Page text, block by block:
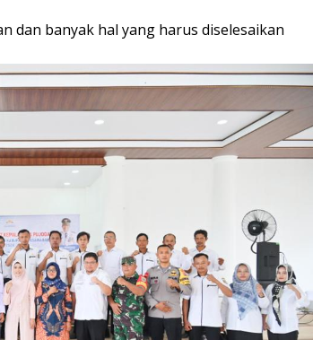
dan banyak hal yang harus diselesaikan